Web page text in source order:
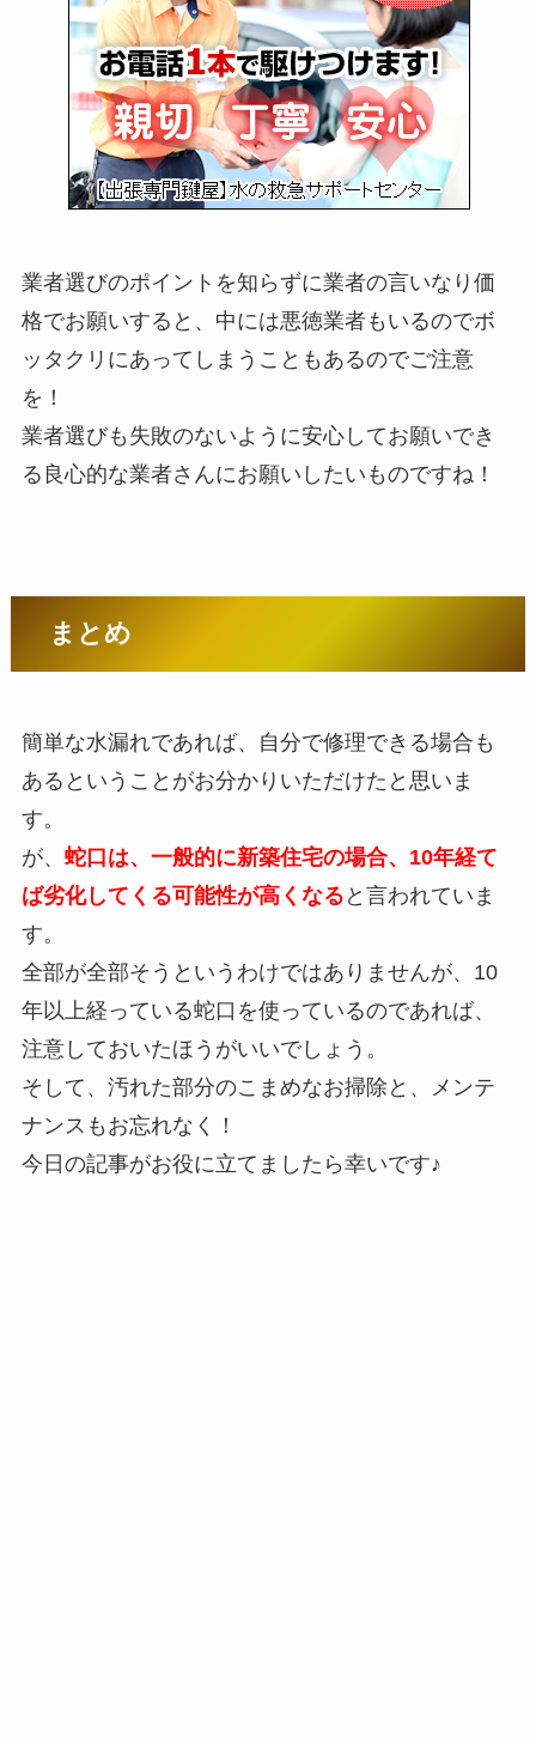
業者選びのポイントを知らずに業者の言いなり価
格でお願いすると、中には悪徳業者もいるのでボ
ッタクリにあってしまうこともあるのでご注意
を！
業者選びも失敗のないように安心してお願いでき
る良心的な業者さんにお願いしたいものですね！
まとめ
簡単な水漏れであれば、自分で修理できる場合も
あるということがお分かりいただけたと思いま
す。
が、 蛇口は、一般的に新築住宅の場合、10年経て
ば劣化してくる可能性が高くなる と言われていま
す。
全部が全部そうというわけではありませんが、10
年以上経っている蛇口を使っているのであれば、
注意しておいたほうがいいでしょう。
そして、汚れた部分のこまめなお掃除と、メンテ
ナンスもお忘れなく！
今日の記事がお役に立てましたら幸いです♪